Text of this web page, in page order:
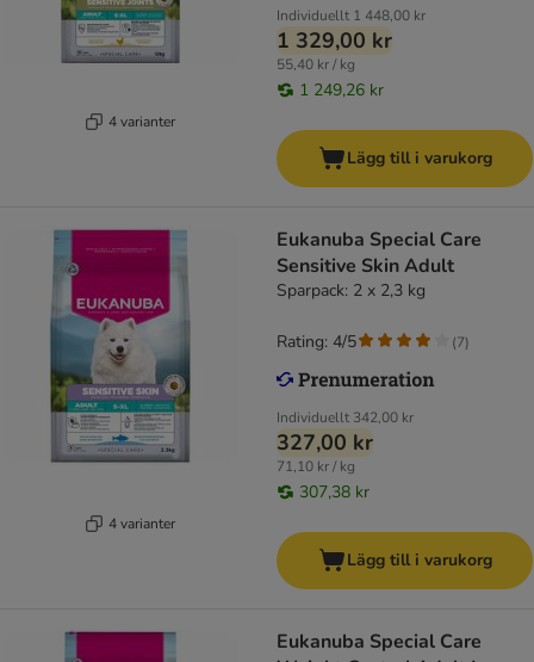
4 varianter
Individuellt 1 448,00 kr
1 329,00 kr
55,40 kr / kg
1 249,26 kr
Lägg till i varukorg
4 varianter
Eukanuba Special Care
Sensitive Skin Adult
Sparpack: 2 x 2,3 kg
Individuellt 342,00 kr
327,00 kr
71,10 kr / kg
307,38 kr
Rating: 4/5 (7)
Lägg till i varukorg
Eukanuba Special Care